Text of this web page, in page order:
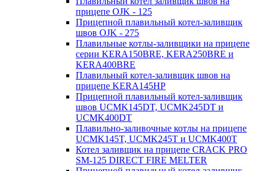
прицепе OJK - 125
Прицепной плавильный котел-заливщик
швов OJK - 275
Плавильные котлы-заливщики на прицепе
серии KERA150BRE, KERA250BRE и
KERA400BRE
Плавильный котел-заливщик швов на
прицепе KERA145HP
Прицепной плавильный котел-заливщик
швов UCMK145DT, UCMK245DT и
UCMK400DT
Плавильно-заливочные котлы на прицепе
UCMK145T, UCMK245T и UCMK400T
Котел заливщик на прицепе CRACK PRO
SM-125 DIRECT FIRE MELTER